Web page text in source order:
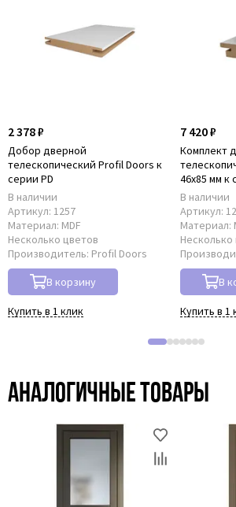
2 378 ₽
Добор дверной
телескопический Profil Doors к
серии PD
В наличии
Артикул: 1257
Материал: MDF
Несколько цветов
Производитель: Profil Doors
В корзину
Купить в 1 клик
7 420 ₽
Комплект
46x85 мм к
В наличии
Артикул:
Материал:
Несколько
В
Купить в 1
Аналогичные товары